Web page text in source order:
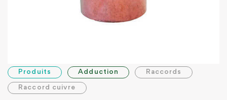
Produits Adduction Raccords
Raccord cuivre